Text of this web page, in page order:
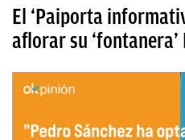
El ‘Paiporta
aflorar su ‘fontanera’